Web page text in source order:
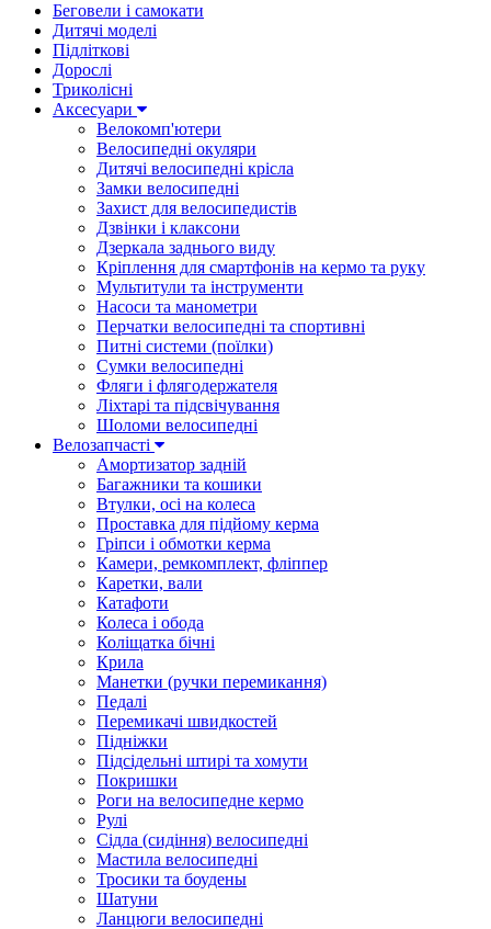
Беговели і самокати
Дитячі моделі
Підліткові
Дорослі
Триколісні
Аксесуари
Велокомп'ютери
Велосипедні окуляри
Дитячі велосипедні крісла
Замки велосипедні
Захист для велосипедистів
Дзвінки і клаксони
Дзеркала заднього виду
Кріплення для смартфонів на кермо та руку
Мультитули та інструменти
Насоси та манометри
Перчатки велосипедні та спортивні
Питні системи (поїлки)
Сумки велосипедні
Фляги і флягодержателя
Ліхтарі та підсвічування
Шоломи велосипедні
Велозапчасті
Амортизатор задній
Багажники та кошики
Втулки, осі на колеса
Проставка для підйому керма
Гріпси і обмотки керма
Камери, ремкомплект, фліппер
Каретки, вали
Катафоти
Колеса і обода
Коліщатка бічні
Крила
Манетки (ручки перемикання)
Педалі
Перемикачі швидкостей
Підніжки
Підсідельні штирі та хомути
Покришки
Роги на велосипедне кермо
Рулі
Сідла (сидіння) велосипедні
Мастила велосипедні
Тросики та боудены
Шатуни
Ланцюги велосипедні